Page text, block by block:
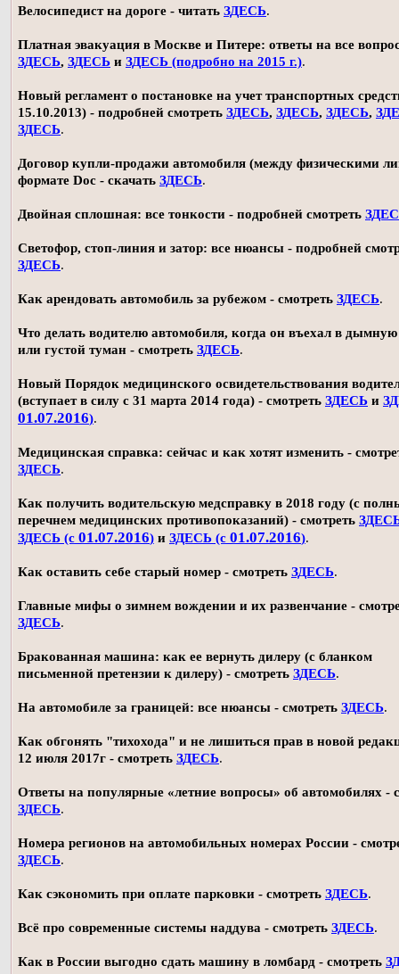
Велосипедист на дороге - читать ЗДЕСЬ.
Платная эвакуация в Москве и Питере: ответы на все
ЗДЕСЬ, ЗДЕСЬ и ЗДЕСЬ (подробно на 2015 г.).
Новый регламент о постановке на учет транспортных
15.10.2013) - подробней смотреть ЗДЕСЬ, ЗДЕСЬ, ЗДЕСЬ,
ЗДЕСЬ.
Договор купли-продажи автомобиля (между физическими
формате Doc - скачать ЗДЕСЬ.
Двойная сплошная: все тонкости - подробней смотреть
Светофор, стоп-линия и затор: все нюансы - подробней
ЗДЕСЬ.
Как арендовать автомобиль за рубежом - смотреть ЗДЕСЬ.
Что делать водителю автомобиля, когда он въехал в дымную
или густой туман - смотреть ЗДЕСЬ.
Новый Порядок медицинского освидетельствования
(вступает в силу с 31 марта 2014 года) - смотреть ЗДЕСЬ и
01.07.2016).
Медицинская справка: сейчас и как хотят изменить -
ЗДЕСЬ.
Как получить водительскую медсправку в 2018 году (с
перечнем медицинских противопоказаний) - смотреть
ЗДЕСЬ (с 01.07.2016) и ЗДЕСЬ (с 01.07.2016).
Как оставить себе старый номер - смотреть ЗДЕСЬ.
Главные мифы о зимнем вождении и их развенчание -
ЗДЕСЬ.
Бракованная машина: как ее вернуть дилеру (с бланком
письменной претензии к дилеру) - смотреть ЗДЕСЬ.
На автомобиле за границей: все нюансы - смотреть ЗДЕСЬ.
Как обгонять "тихохода" и не лишиться прав в новой
12 июля 2017г - смотреть ЗДЕСЬ.
Ответы на популярные «летние вопросы» об автомобилях -
ЗДЕСЬ.
Номера регионов на автомобильных номерах России -
ЗДЕСЬ.
Как сэкономить при оплате парковки - смотреть ЗДЕСЬ.
Всё про современные системы наддува - смотреть ЗДЕСЬ.
Как в России выгодно сдать машину в ломбард - смотреть